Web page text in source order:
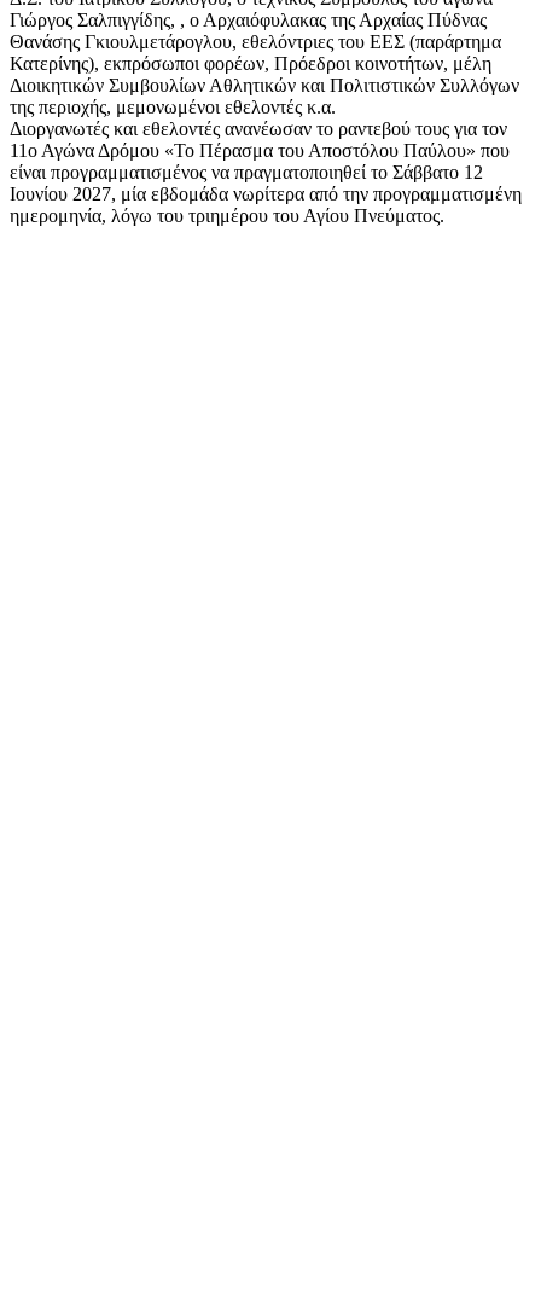
Γιώργος Σαλπιγγίδης, , ο Αρχαιόφυλακας της Αρχαίας Πύδνας
Θανάσης Γκιουλμετάρογλου, εθελόντριες του ΕΕΣ (παράρτημα
Κατερίνης), εκπρόσωποι φορέων, Πρόεδροι κοινοτήτων, μέλη
Διοικητικών Συμβουλίων Αθλητικών και Πολιτιστικών Συλλόγων
της περιοχής, μεμονωμένοι εθελοντές κ.α.
Διοργανωτές και εθελοντές ανανέωσαν το ραντεβού τους για τον
11ο Αγώνα Δρόμου «Το Πέρασμα του Αποστόλου Παύλου» που
είναι προγραμματισμένος να πραγματοποιηθεί το Σάββατο 12
Ιουνίου 2027, μία εβδομάδα νωρίτερα από την προγραμματισμένη
ημερομηνία, λόγω του τριημέρου του Αγίου Πνεύματος.